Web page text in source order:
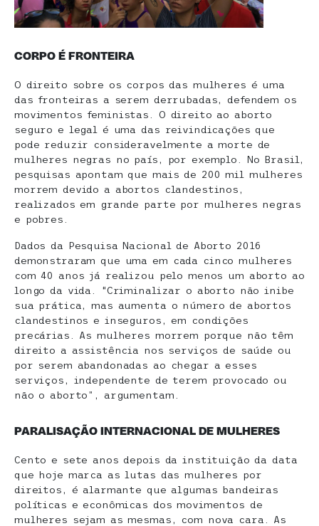
CORPO É FRONTEIRA
O direito sobre os corpos das mulheres é uma
das fronteiras a serem derrubadas, defendem os
movimentos feministas. O direito ao aborto
seguro e legal é uma das reivindicações que
pode reduzir consideravelmente a morte de
mulheres negras no país, por exemplo. No Brasil,
pesquisas apontam que mais de 200 mil mulheres
morrem devido a abortos clandestinos,
realizados em grande parte por mulheres negras
e pobres.
Dados da Pesquisa Nacional de Aborto 2016
demonstraram que uma em cada cinco mulheres
com 40 anos já realizou pelo menos um aborto ao
longo da vida. “Criminalizar o aborto não inibe
sua prática, mas aumenta o número de abortos
clandestinos e inseguros, em condições
precárias. As mulheres morrem porque não têm
direito a assistência nos serviços de saúde ou
por serem abandonadas ao chegar a esses
serviços, independente de terem provocado ou
não o aborto”, argumentam.
PARALISAÇÃO INTERNACIONAL DE MULHERES
Cento e sete anos depois da instituição da data
que hoje marca as lutas das mulheres por
direitos, é alarmante que algumas bandeiras
políticas e econômicas dos movimentos de
mulheres sejam as mesmas, com nova cara. As